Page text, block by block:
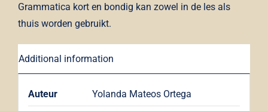
Grammatica kort en bondig kan zowel in de les als
thuis worden gebruikt.
Additional information
Auteur Yolanda Mateos Ortega